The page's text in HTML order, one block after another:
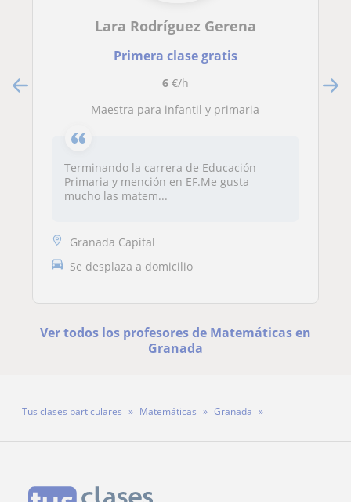
Lara Rodríguez Gerena
Primera clase gratis
6€/h
Maestra para infantil y primaria
Terminando la carrera de Educación
Primaria y mención en EF.Me gusta
mucho las matem...
Granada Capital
Se desplaza a domicilio
Ver todos los profesores de Matemáticas en
Granada
Tus clases particulares Matemáticas
Granada